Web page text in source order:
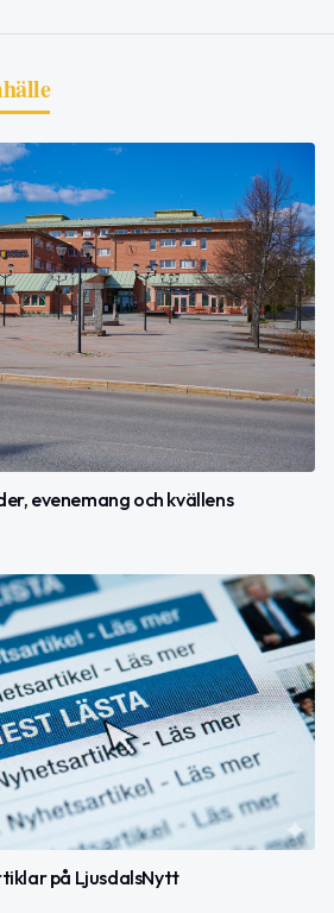
evenemang och kvällens
på LjusdalsNytt